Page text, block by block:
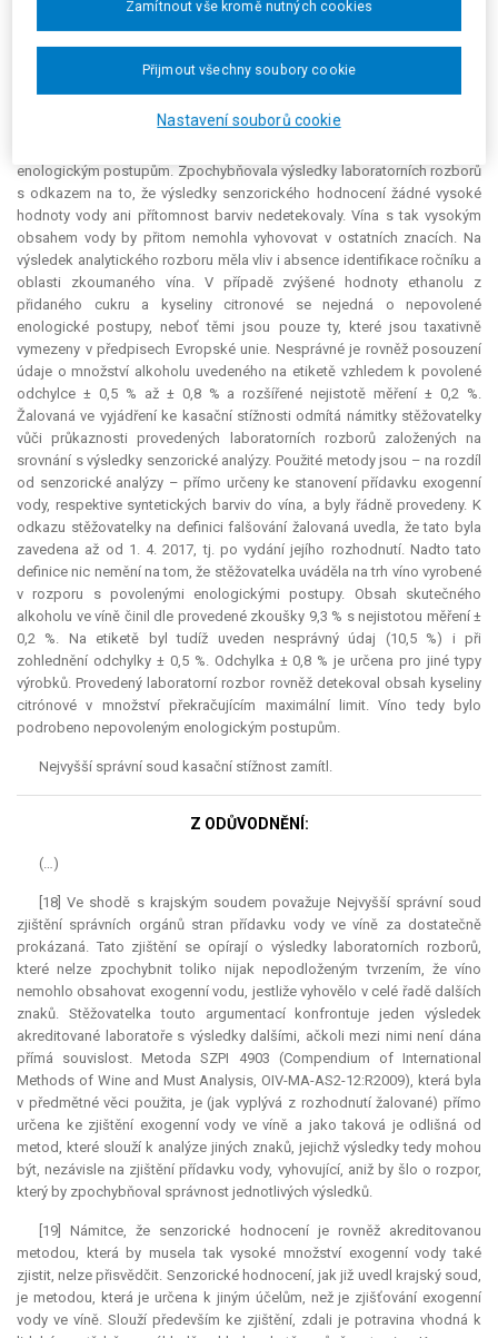
zdůvodnila. Krajský soud neshledal ani vytýkané vady ve výrocích
rozhodnutí žalované.
kasační stížnost, ve které rozporovala závěry krajského soudu a
enologickým postupům. Zpochybňovala výsledky laboratorních rozborů
s odkazem na to, že výsledky senzorického hodnocení žádné vysoké
hodnoty vody ani přítomnost barviv nedetekovaly. Vína s tak vysokým
obsahem vody by přitom nemohla vyhovovat v ostatních znacích. Na
výsledek analytického rozboru měla vliv i absence identifikace ročníku a
oblasti zkoumaného vína. V případě zvýšené hodnoty ethanolu z
přidaného cukru a kyseliny citronové se nejedná o nepovolené
enologické postupy, neboť těmi jsou pouze ty, které jsou taxativně
vymezeny v předpisech Evropské unie. Nesprávné je rovněž posouzení
údaje o množství alkoholu uvedeného na etiketě vzhledem k povolené
odchylce ± 0,5 % až ± 0,8 % a rozšířené nejistotě měření ± 0,2 %.
Žalovaná ve vyjádření ke kasační stížnosti odmítá námitky stěžovatelky
vůči průkaznosti provedených laboratorních rozborů založených na
srovnání s výsledky senzorické analýzy. Použité metody jsou – na rozdíl
od senzorické analýzy – přímo určeny ke stanovení přídavku exogenní
vody, respektive syntetických barviv do vína, a byly řádně provedeny. K
odkazu stěžovatelky na definici falšování žalovaná uvedla, že tato byla
zavedena až od 1. 4. 2017, tj. po vydání jejího rozhodnutí. Nadto tato
definice nic nemění na tom, že stěžovatelka uváděla na trh víno vyrobené
v rozporu s povolenými enologickými postupy. Obsah skutečného
alkoholu ve víně činil dle provedené zkoušky 9,3 % s nejistotou měření ±
0,2 %. Na etiketě byl tudíž uveden nesprávný údaj (10,5 %) i při
zohlednění odchylky ± 0,5 %. Odchylka ± 0,8 % je určena pro jiné typy
výrobků. Provedený laboratorní rozbor rovněž detekoval obsah kyseliny
citrónové v množství překračujícím maximální limit. Víno tedy bylo
podrobeno nepovoleným enologickým postupům.
Nejvyšší správní soud kasační stížnost zamítl.
Z ODŮVODNĚNÍ:
(…)
[18] Ve shodě s krajským soudem považuje Nejvyšší správní soud
zjištění správních orgánů stran přídavku vody ve víně za dostatečně
prokázaná. Tato zjištění se opírají o výsledky laboratorních rozborů,
které nelze zpochybnit toliko nijak nepodloženým tvrzením, že víno
nemohlo obsahovat exogenní vodu, jestliže vyhovělo v celé řadě dalších
znaků. Stěžovatelka touto argumentací konfrontuje jeden výsledek
akreditované laboratoře s výsledky dalšími, ačkoli mezi nimi není dána
přímá souvislost. Metoda SZPI 4903 (Compendium of International
Methods of Wine and Must Analysis, OIV-MA-AS2-12:R2009), která byla
v předmětné věci použita, je (jak vyplývá z rozhodnutí žalované) přímo
určena ke zjištění exogenní vody ve víně a jako taková je odlišná od
metod, které slouží k analýze jiných znaků, jejichž výsledky tedy mohou
být, nezávisle na zjištění přídavku vody, vyhovující, aniž by šlo o rozpor,
který by zpochybňoval správnost jednotlivých výsledků.
[19] Námitce, že senzorické hodnocení je rovněž akreditovanou
metodou, která by musela tak vysoké množství exogenní vody také
zjistit, nelze přisvědčit. Senzorické hodnocení, jak již uvedl krajský soud,
je metodou, která je určena k jiným účelům, než je zjišťování exogenní
vody ve víně. Slouží především ke zjištění, zdali je potravina vhodná k
Nastavení souborů cookie
Zamítnout vše kromě nutných cookies
Přijmout všechny soubory cookie